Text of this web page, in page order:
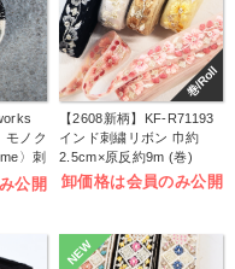
ノク
〉刺
公開
巻/Roll
【2608新柄】KF-R71193
インド刺繍リボン 巾約
2.5cm×原反約9m (巻)
卸価格は会員のみ公開
NEW